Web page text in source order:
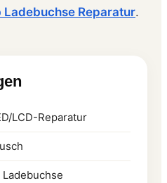
Ladebuchse Reparatur.
LCD-Reparatur
Ladebuchse